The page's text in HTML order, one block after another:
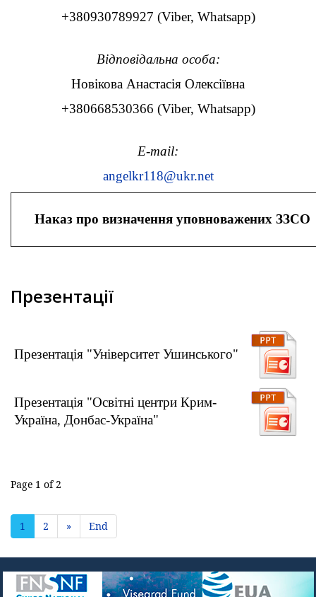
+380930789927 (Viber, Whatsapp)
Відповідальна особа:
Новікова Анастасія Олексіївна
+380668530366 (Viber, Whatsapp)
E-mail:
angelkr118@ukr.net
Наказ про визначення уповноважених ЗЗСО
Презентації
Презентація "Університет Ушинського"
Презентація "Освітні центри Крим-
Україна, Донбас-Україна"
Page 1 of 2
1 2 » End